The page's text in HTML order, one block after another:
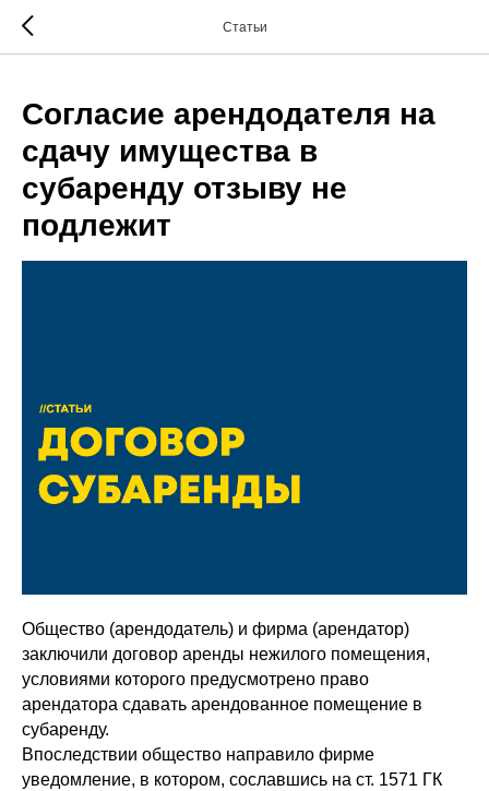
Статьи
Согласие арендодателя на
сдачу имущества в
субаренду отзыву не
подлежит
Общество (арендодатель) и фирма (арендатор)
заключили договор аренды нежилого помещения,
условиями которого предусмотрено право
арендатора сдавать арендованное помещение в
субаренду.
Впоследствии общество направило фирме
уведомление, в котором, сославшись на ст. 1571 ГК